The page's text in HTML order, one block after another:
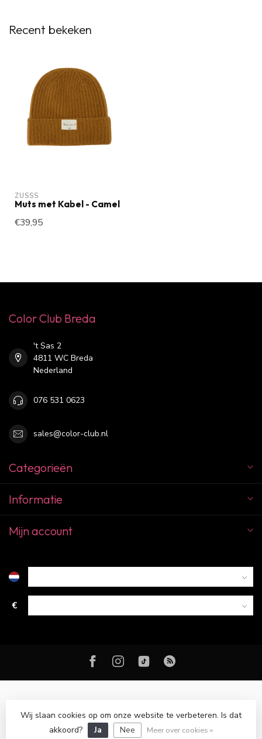
Recent bekeken
ZUSSS
Muts met Kabel - Camel
€39,95
Color Club Breda
't Sas 2
4811 WC Breda
Nederland
076 531 0623
sales@color-club.nl
Categorieën
Informatie
Mijn account
€
© Copyright 2026 Color Club Breda
Wij slaan cookies op om onze website te verbeteren. Is dat
akkoord?
Ja Nee Meer over cookies »